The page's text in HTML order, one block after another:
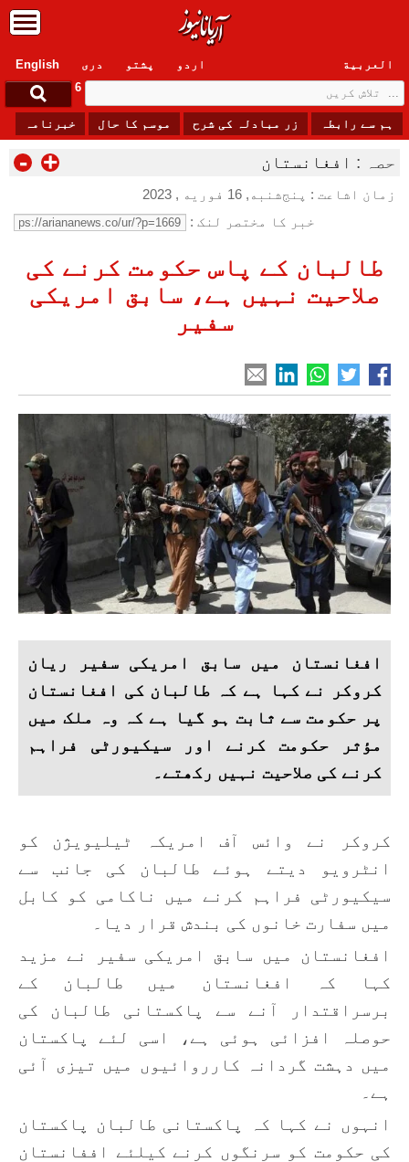
English دری پشتو العربیة
اردو
Thursday, 6 August , 2026
ہم سے رابطہ زر مبادلہ کی شرح موسم کا حال خبرنامہ
حصہ : افغانستان - +
زمان اشاعت : پنج‌شنبه, 16 فوریه , 2023
خبر کا مختصر لنک :
طالبان کے پاس حکومت کرنے کی
صلاحیت نہیں ہے، سابق امریکی
سفیر
افغانستان میں سابق امریکی سفیر ریان
کروکر نے کہا ہے کہ طالبان کی افغانستان
پر حکومت سے ثابت ہو گیا ہے کہ وہ ملک میں
مؤثر حکومت کرنے اور سیکیورٹی فراہم
کرنے کی صلاحیت نہیں رکھتے۔
کروکر نے وائس آف امریکہ ٹیلیویژن کو
انٹرویو دیتے ہوئے طالبان کی جانب سے
سیکیورٹی فراہم کرنے میں ناکامی کو کابل
میں سفارت خانوں کی بندش قرار دیا۔
افغانستان میں سابق امریکی سفیر نے مزید
کہا کہ افغانستان میں طالبان کے
برسراقتدار آنے سے پاکستانی طالبان کی
حوصلہ افزائی ہوئی ہے، اسی لئے پاکستان
میں دہشت گردانہ کارروائیوں میں تیزی آئی
ہے۔
انہوں نے کہا کہ پاکستانی طالبان پاکستان
کی حکومت کو سرنگوں کرنے کیلئے اففانستان